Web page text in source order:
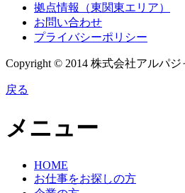
拠点情報（東関東エリア）
お問い合わせ
プライバシーポリシー
Copyright © 2014 株式会社アルパジ
戻る
メニュー
HOME
お仕事をお探しの方